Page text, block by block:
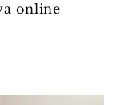
online